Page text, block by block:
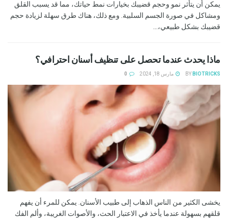
يمكن أن يتأثر نمو وحجم قضيبك بخيارات نمط حياتك، مما قد يسبب القلق
ومشاكل في صورة الجسم السلبية. ومع ذلك، هناك طرق سهلة لزيادة حجم
قضيبك بشكل طبيعي،...
ماذا يحدث عندما تحصل على تنظيف أسنان احترافي؟
BY BIOTRICKS مارس 18, 2024
يخشى الكثير من الناس الذهاب إلى طبيب الأسنان. يمكن للمرء أن يفهم
قلقهم بسهولة عندما يأخذ في الاعتبار الحث، والأصوات الغريبة، وألم الفك